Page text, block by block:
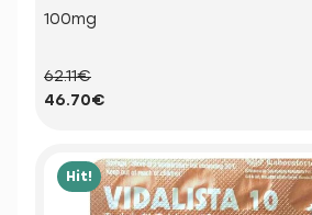
100mg
62.11€
46.70€
Hit!